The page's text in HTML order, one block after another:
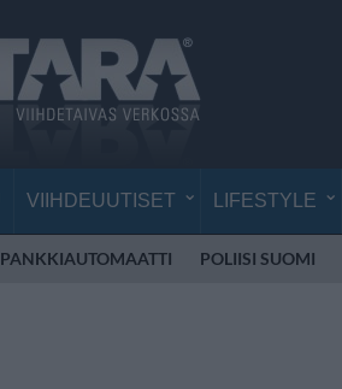
VIIHDEUUTISET LIFESTYLE
PANKKIAUTOMAATTI POLIISI SUOMI